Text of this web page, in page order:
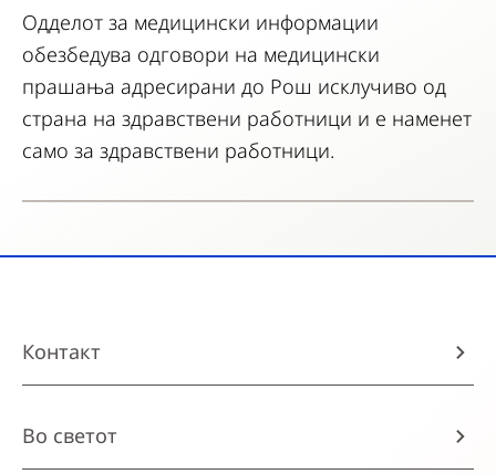
Одделот за медицински информации
обезбедува одговори на медицински
прашања адресирани до Рош исклучиво од
страна на здравствени работници и е наменет
само за здравствени работници.
Контакт
Во светот